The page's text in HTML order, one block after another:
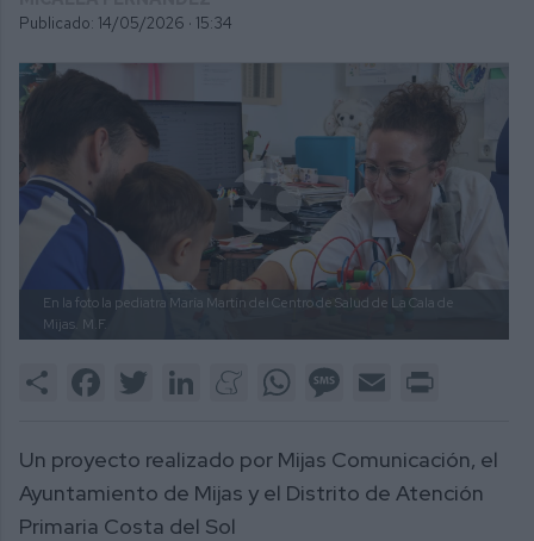
Publicado: 14/05/2026 · 15:34
En la foto la pediatra María Martín del Centro de Salud de La Cala de
Mijas. M.F.
Share FacebookTwitter LinkedInMeneameWhatsAppMessage
Email
Un proyecto realizado por Mijas Comunicación, el
Ayuntamiento de Mijas y el Distrito de Atención
Primaria Costa del Sol